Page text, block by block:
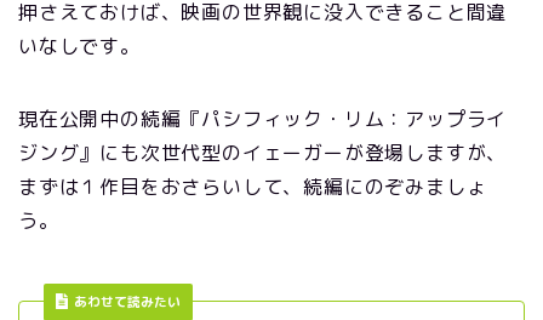
押さえておけば、映画の世界観に没入できること間違
いなしです。
現在公開中の続編『パシフィック・リム：アップライ
ジング』にも次世代型のイェーガーが登場しますが、
まずは１作目をおさらいして、続編にのぞみましょ
う。
あわせて読みたい